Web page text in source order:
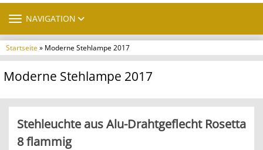
TOGGLE NAVIGATION
NAVIGATION
Startseite» Moderne Stehlampe 2017
Moderne Stehlampe 2017
Stehleuchte aus Alu-Drahtgeflecht Rosetta
8 flammig